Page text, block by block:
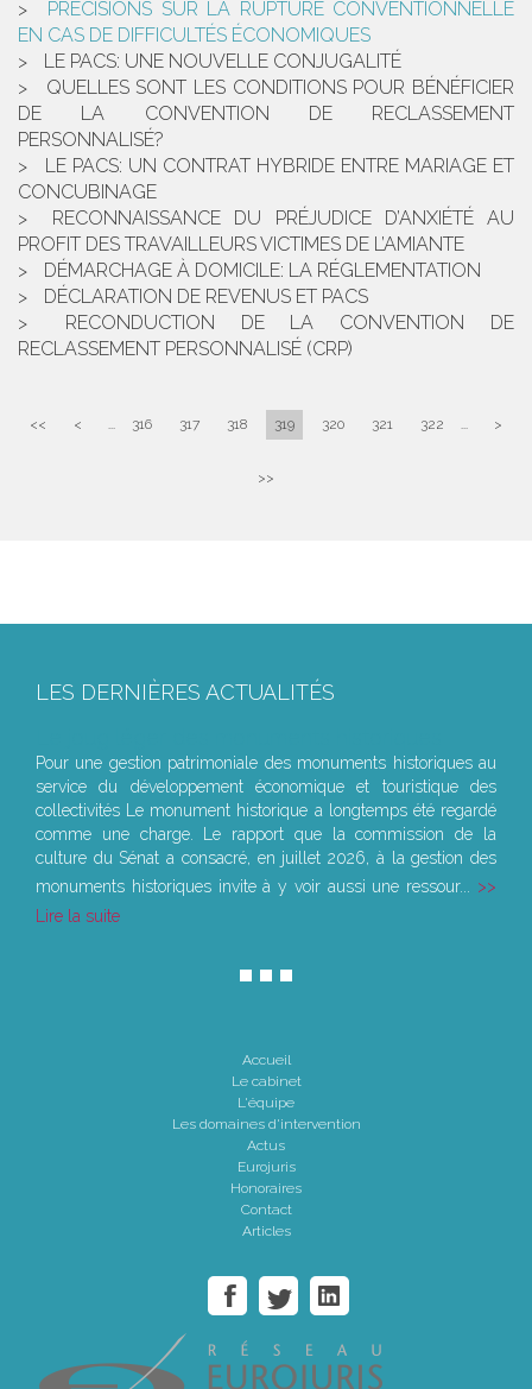
PRÉCISIONS SUR LA RUPTURE CONVENTIONNELLE
EN CAS DE DIFFICULTÉS ÉCONOMIQUES
LE PACS: UNE NOUVELLE CONJUGALITÉ
QUELLES SONT LES CONDITIONS POUR BÉNÉFICIER
DE LA CONVENTION DE RECLASSEMENT
PERSONNALISÉ?
LE PACS: UN CONTRAT HYBRIDE ENTRE MARIAGE ET
CONCUBINAGE
RECONNAISSANCE DU PRÉJUDICE D’ANXIÉTÉ AU
PROFIT DES TRAVAILLEURS VICTIMES DE L’AMIANTE
DÉMARCHAGE À DOMICILE: LA RÉGLEMENTATION
DÉCLARATION DE REVENUS ET PACS
RECONDUCTION DE LA CONVENTION DE
RECLASSEMENT PERSONNALISÉ (CRP)
<< < ... 316 317 318 319 320 321 322 ... >
>>
LES DERNIÈRES ACTUALITÉS
Pour une gestion patrimoniale des monuments historiques au
service du développement économique et touristique des
collectivités Le monument historique a longtemps été regardé
comme une charge. Le rapport que la commission de la
culture du Sénat a consacré, en juillet 2026, à la gestion des
monuments historiques invite à y voir aussi une ressour...
Lire la suite
Accueil
Le cabinet
L'équipe
Les domaines d'intervention
Actus
Eurojuris
Honoraires
Contact
Articles